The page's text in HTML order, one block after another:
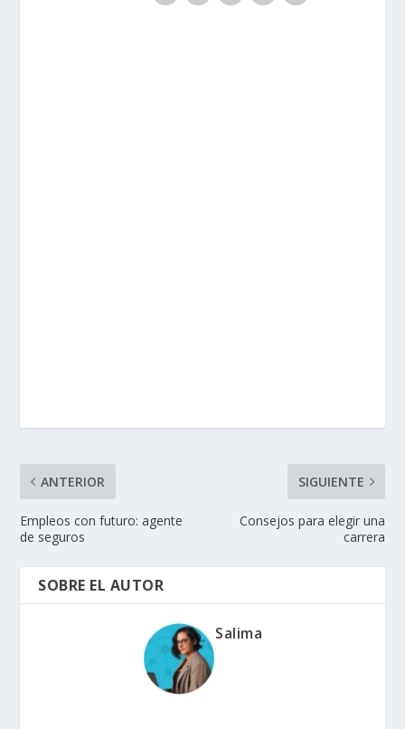
ANTERIOR
Empleos con futuro: agente
de seguros
SIGUIENTE
Consejos para elegir una
carrera
SOBRE EL AUTOR
Salima